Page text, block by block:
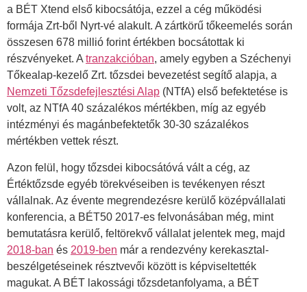
a BÉT Xtend első kibocsátója, ezzel a cég működési
formája Zrt-ből Nyrt-vé alakult. A zártkörű tőkeemelés során
összesen 678 millió forint értékben bocsátottak ki
részvényeket. A tranzakcióban, amely egyben a Széchenyi
Tőkealap-kezelő Zrt. tőzsdei bevezetést segítő alapja, a
Nemzeti Tőzsdefejlesztési Alap (NTfA) első befektetése is
volt, az NTfA 40 százalékos mértékben, míg az egyéb
intézményi és magánbefektetők 30-30 százalékos
mértékben vettek részt.
Azon felül, hogy tőzsdei kibocsátóvá vált a cég, az
Értéktőzsde egyéb törekvéseiben is tevékenyen részt
vállalnak. Az évente megrendezésre kerülő középvállalati
konferencia, a BÉT50 2017-es felvonásában még, mint
bemutatásra kerülő, feltörekvő vállalat jelentek meg, majd
2018-ban és 2019-ben már a rendezvény kerekasztal-
beszélgetéseinek résztvevői között is képviseltették
magukat. A BÉT lakossági tőzsdetanfolyama, a BÉT